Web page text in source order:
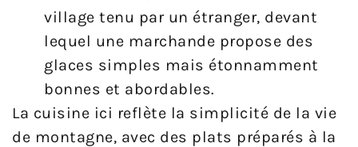
village tenu par un étranger, devant
lequel une marchande propose des
glaces simples mais étonnamment
bonnes et abordables.
La cuisine ici reflète la simplicité de la vie
de montagne, avec des plats préparés à la